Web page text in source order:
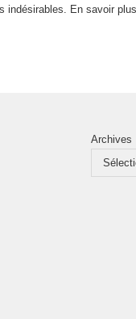
indésirables.
En savoir
Archives